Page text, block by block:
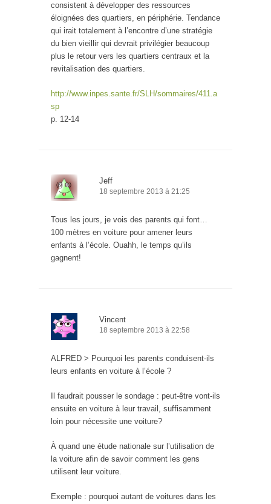
consistent à développer des ressources
éloignées des quartiers, en périphérie. Tendance
qui irait totalement à l’encontre d’une stratégie
du bien vieillir qui devrait privilégier beaucoup
plus le retour vers les quartiers centraux et la
revitalisation des quartiers.
http://www.inpes.sante.fr/SLH/sommaires/411.a
sp
p. 12-14
Jeff
18 septembre 2013 à 21:25
Tous les jours, je vois des parents qui font…
100 mètres en voiture pour amener leurs
enfants à l’école. Ouahh, le temps qu’ils
gagnent!
Vincent
18 septembre 2013 à 22:58
ALFRED > Pourquoi les parents conduisent-ils
leurs enfants en voiture à l’école ?
Il faudrait pousser le sondage : peut-être vont-ils
ensuite en voiture à leur travail, suffisamment
loin pour nécessite une voiture?
À quand une étude nationale sur l’utilisation de
la voiture afin de savoir comment les gens
utilisent leur voiture.
Exemple : pourquoi autant de voitures dans les